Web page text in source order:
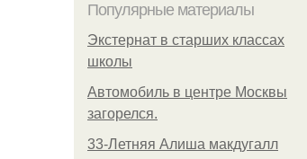
Популярные материалы
Экстернат в старших классах
школы
Автомобиль в центре Москвы
загорелся.
33-Летняя Алиша макдугалл